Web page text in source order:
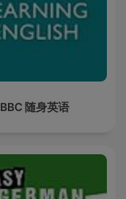
BBC 随身英语